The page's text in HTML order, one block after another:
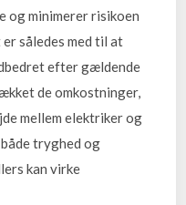
og minimerer risikoen
således med til at
efter gældende
de omkostninger,
mellem elektriker og
tryghed og
kan virke